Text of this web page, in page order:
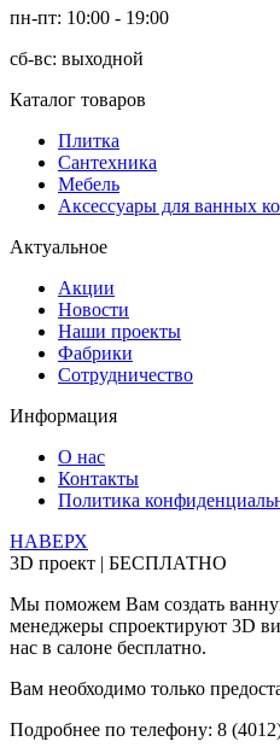
пн-пт: 10:00 - 19:00
сб-вс: выходной
Каталог товаров
Плитка
Сантехника
Мебель
Аксессуары для ванных
Актуальное
Акции
Новости
Наши проекты
Фабрики
Сотрудничество
Информация
О нас
Контакты
Политика
НАВЕРХ
3D проект | БЕСПЛАТНО
Мы поможем Вам создать
менеджеры спроектируют 3D
нас в салоне бесплатно.
Вам необходимо только
Подробнее по телефону: 8